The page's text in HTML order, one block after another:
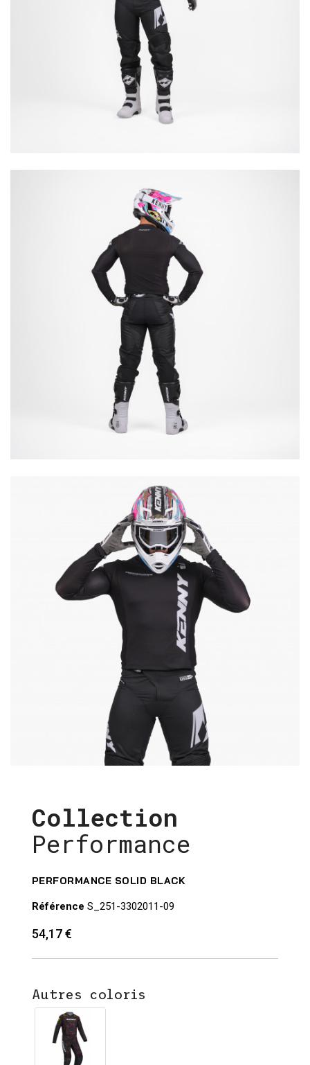
Collection
Performance
PERFORMANCE SOLID BLACK
Référence S_251-3302011-09
54,17 €
Autres coloris